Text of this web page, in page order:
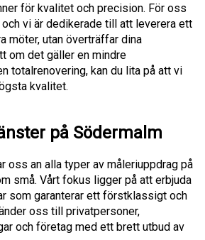
för kvalitet och precision. För oss
och vi är dedikerade till att leverera ett
möter, utan överträffar dina
om det gäller en mindre
totalrenovering, kan du lita på att vi
kvalitet.
på Södermalm
oss an alla typer av måleriuppdrag på
små. Vårt fokus ligger på att erbjuda
som garanterar ett förstklassigt och
oss till privatpersoner,
och företag med ett brett utbud av